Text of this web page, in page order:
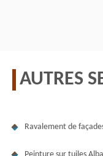
AUTRES
Ravalement de